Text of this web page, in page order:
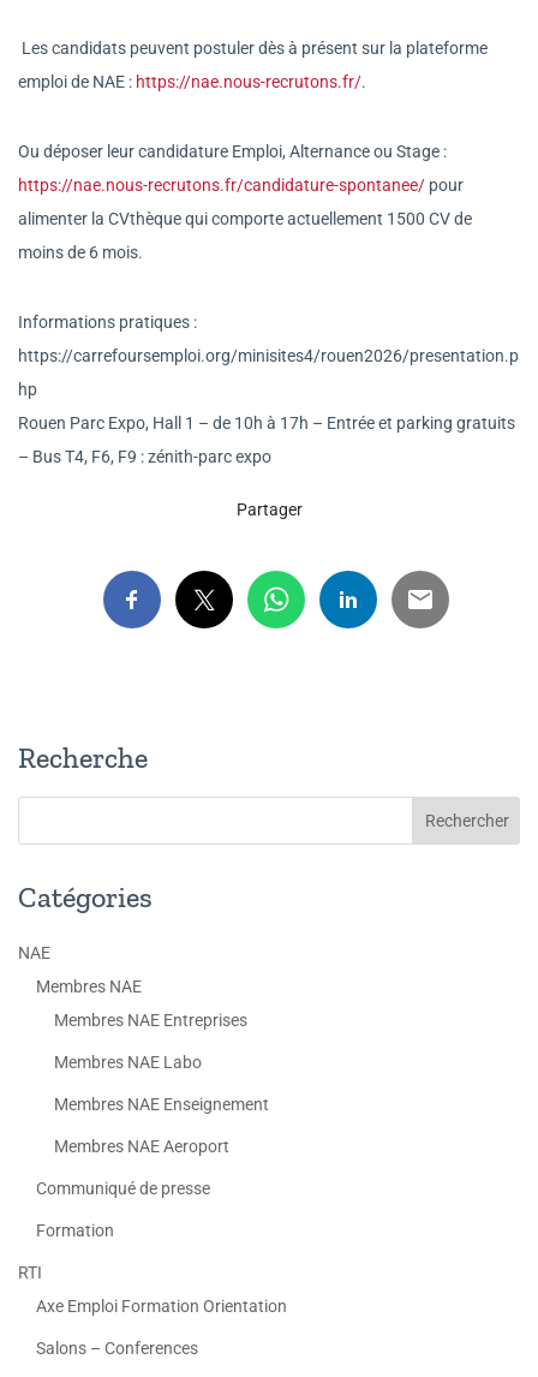
Les candidats peuvent postuler dès à présent sur la plateforme
emploi de NAE : https://nae.nous-recrutons.fr/.
Ou déposer leur candidature Emploi, Alternance ou Stage :
https://nae.nous-recrutons.fr/candidature-spontanee/ pour
alimenter la CVthèque qui comporte actuellement 1500 CV de
moins de 6 mois.
Informations pratiques :
https://carrefoursemploi.org/minisites4/rouen2026/presentation.p
hp
Rouen Parc Expo, Hall 1 – de 10h à 17h – Entrée et parking gratuits
– Bus T4, F6, F9 : zénith-parc expo
Partager
Recherche
Catégories
NAE
Membres NAE
Membres NAE Entreprises
Membres NAE Labo
Membres NAE Enseignement
Membres NAE Aeroport
Communiqué de presse
Formation
RTI
Axe Emploi Formation Orientation
Salons – Conferences